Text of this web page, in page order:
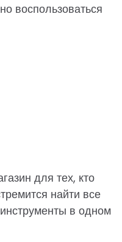
воспользоваться
для тех, кто
найти все
в одном